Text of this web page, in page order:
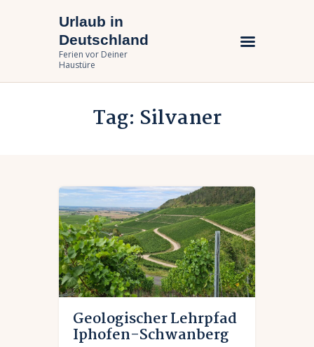
Urlaub in
Deutschland
Ferien vor Deiner
Haustüre
Tag: Silvaner
Urlaub in Deutschland
Ferien vor Deiner Haustüre
Urlaub zuhause
Bundesländer
Geologischer Lehrpfad
Iphofen-Schwanberg